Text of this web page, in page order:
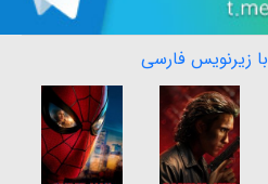
با زیرنویس فارسی